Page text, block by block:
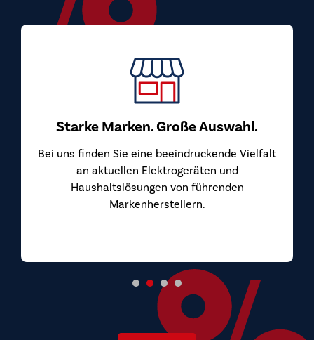
Top Preis-Leistungs-Verhältnis
Bei uns kaufen Sie Markengeräte zu Preisen, die
überzeugen. Wir beziehen unsere Geräte direkt
Sie weiter.